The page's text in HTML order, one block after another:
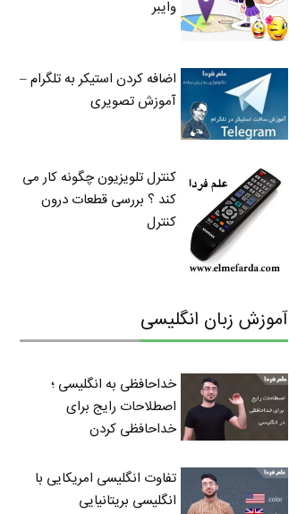
وایبر
اضافه کردن استیکر به تلگرام –
آموزش تصویری
کنترل تلویزیون چگونه کار می
کند ؟ بررسی قطعات درون
کنترل
آموزش زبان انگلیسی
خداحافظی به انگلیسی ؛
اصطلاحات رایج برای
خداحافظی کردن
تفاوت انگلیسی امریکایی با
انگلیسی بریتانیایی